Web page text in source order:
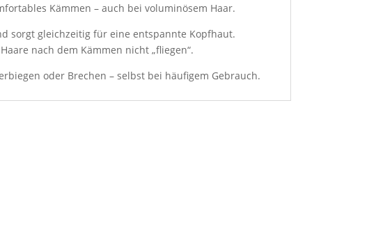
Kämmen – auch bei voluminösem Haar.
sorgt gleichzeitig für eine entspannte Kopfhaut.
nach dem Kämmen nicht „fliegen“.
oder Brechen – selbst bei häufigem Gebrauch.